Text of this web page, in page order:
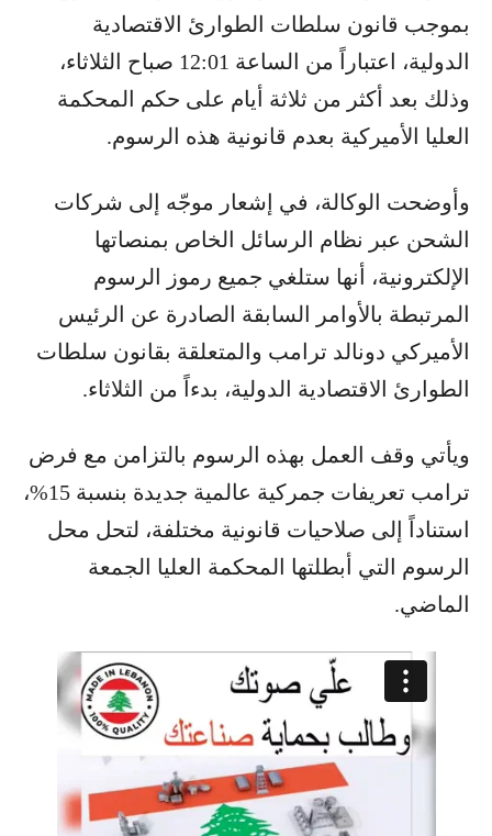
بموجب قانون سلطات الطوارئ الاقتصادية
الدولية، اعتباراً من الساعة 12:01 صباح الثلاثاء،
وذلك بعد أكثر من ثلاثة أيام على حكم المحكمة
العليا الأميركية بعدم قانونية هذه الرسوم.
وأوضحت الوكالة، في إشعار موجّه إلى شركات
الشحن عبر نظام الرسائل الخاص بمنصاتها
الإلكترونية، أنها ستلغي جميع رموز الرسوم
المرتبطة بالأوامر السابقة الصادرة عن الرئيس
الأميركي دونالد ترامب والمتعلقة بقانون سلطات
الطوارئ الاقتصادية الدولية، بدءاً من الثلاثاء.
ويأتي وقف العمل بهذه الرسوم بالتزامن مع فرض
ترامب تعريفات جمركية عالمية جديدة بنسبة 15%،
استناداً إلى صلاحيات قانونية مختلفة، لتحل محل
الرسوم التي أبطلتها المحكمة العليا الجمعة
الماضي.